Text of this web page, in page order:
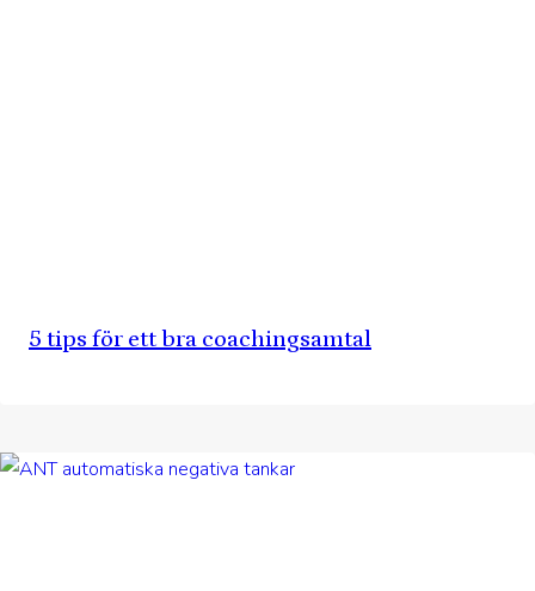
5 tips för ett bra coachingsamtal